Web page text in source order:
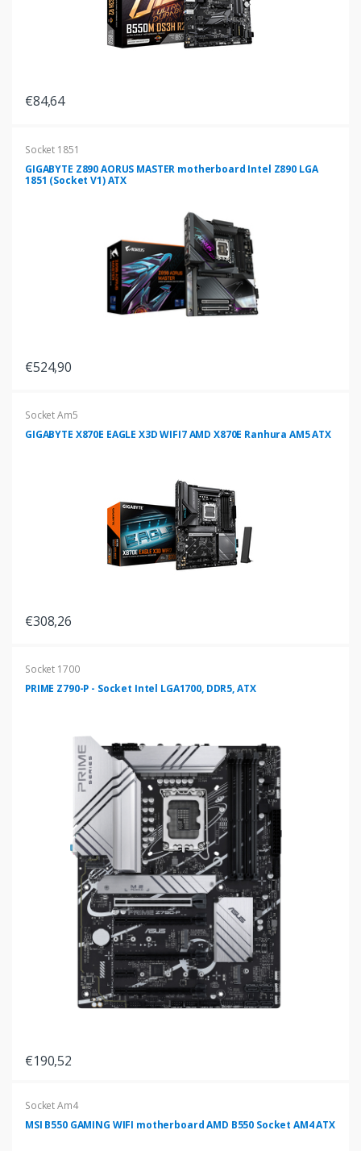
€84,64
Socket 1851
GIGABYTE Z890 AORUS MASTER motherboard Intel Z890 LGA
1851 (Socket V1) ATX
€524,90
Socket Am5
GIGABYTE X870E EAGLE X3D WIFI7 AMD X870E Ranhura AM5 ATX
€308,26
Socket 1700
PRIME Z790-P - Socket Intel LGA1700, DDR5, ATX
€190,52
Socket Am4
MSI B550 GAMING WIFI motherboard AMD B550 Socket AM4 ATX